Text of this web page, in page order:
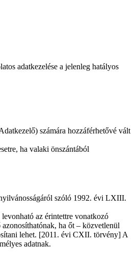
adatkezelése a jelenleg hatályos
számára hozzáférhetővé vált
ha valaki önszántából
szóló 1992. évi LXIII.
az érintettre vonatkozó
ha őt – közvetlenül
lehet. [2011. évi CXII. törvény] A
adatnak.